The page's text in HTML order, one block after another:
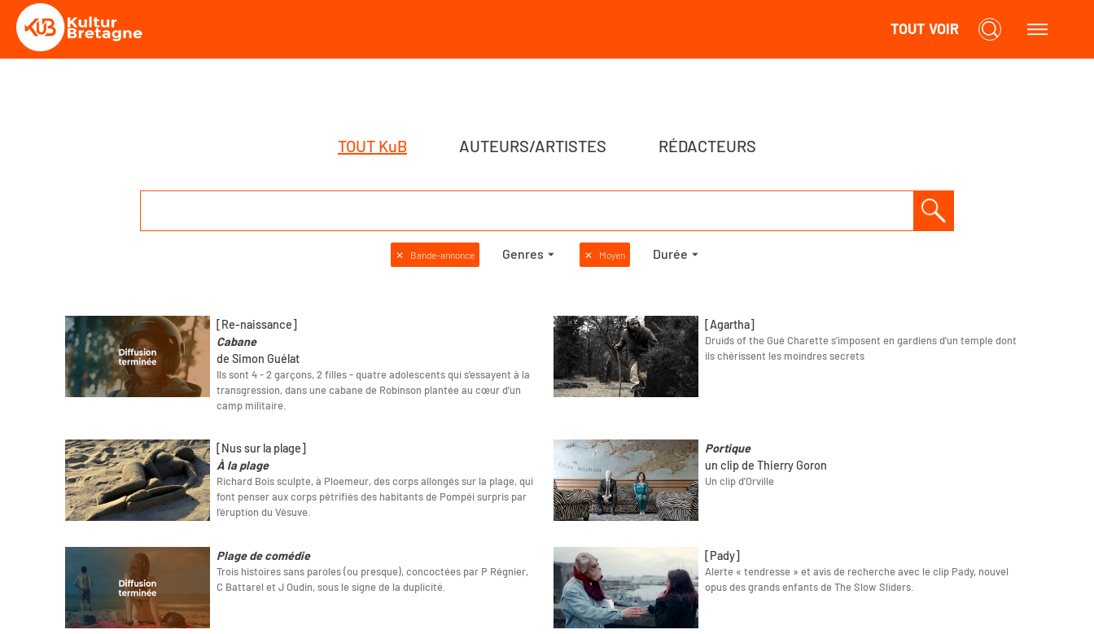
TOUT VOIR
TOUT KuB AUTEURS/ARTISTES RÉDACTEURS
✕ Bande-annonce Genres ✕ Moyen Durée
[Re-naissance]
Cabane
de Simon Guélat
Ils sont 4 - 2 garçons, 2 filles - quatre adolescents qui s’essayent à la
transgression, dans une cabane de Robinson plantée au cœur d’un
camp militaire.
[Agartha]
Druids of the Gué Charette s'imposent en gardiens d'un temple dont
ils chérissent les moindres secrets
[Nus sur la plage]
À la plage
Richard Bois sculpte, à Ploemeur, des corps allongés sur la plage, qui
font penser aux corps pétrifiés des habitants de Pompéi surpris par
l’éruption du Vésuve.
Portique
un clip de Thierry Goron
Un clip d'Orville
Plage de comédie
Trois histoires sans paroles (ou presque), concoctées par P Régnier,
C Battarel et J Oudin, sous le signe de la duplicité.
[Pady]
Alerte « tendresse » et avis de recherche avec le clip Pady, nouvel
opus des grands enfants de The Slow Sliders.